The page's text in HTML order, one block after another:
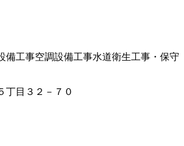
備工事空調設備工事水道衛生工事・保守
丁目３２－７０